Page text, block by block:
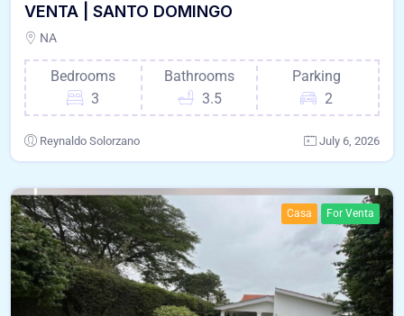
VENTA | SANTO DOMINGO
NA
Bedrooms
3
Bathrooms
3.5
Parking
2
Reynaldo Solorzano July 6, 2026
Casa For Venta